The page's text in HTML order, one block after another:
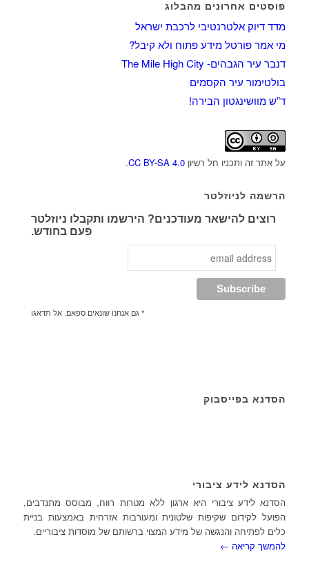
פוסטים אחרונים מהבלוג
מדד דיוק אלטרנטיבי לרכבת ישראל
מי אמר פורטל מידע פתוח ולא קיבל?
דנבר עיר הגבהים- The Mile High City
בולטימור עיר הקסמים
ד”ש מוושינגטון הבירה!
על אתר זה ותכניו חל רשיון CC BY-SA 4.0
.
הרשמה לניוזלטר
רוצים להישאר מעודכנים? הירשמו ותקבלו ניוזלטר
פעם בחודש.
* גם אנחנו שונאים ספאם. אל תדאגו
הסדנא בפייסבוק
הסדנא לידע ציבורי
הסדנא לידע ציבורי היא ארגון ללא מטרות רווח, מבוסס מתנדבים,
הפועל לקידום שקיפות שלטונית ומעורבות אזרחית באמצעות בניית
כלים לפתיחה והנגשה של מידע המצוי ברשותם של מוסדות ציבוריים.
להמשך קריאה ←